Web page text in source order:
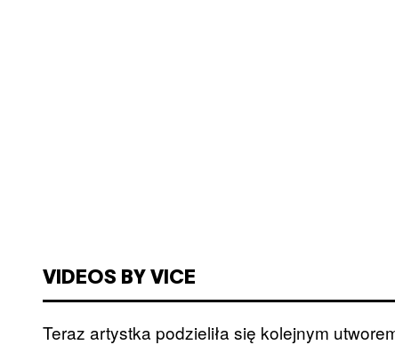
VIDEOS BY VICE
Teraz artystka podzieliła się kolejnym